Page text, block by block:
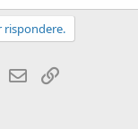
rispondere.
WhatsApp
e-mail